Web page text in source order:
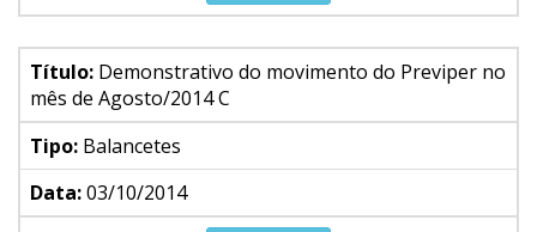
Título: Demonstrativo do movimento do Previper no
mês de Agosto/2014 C
Tipo: Balancetes
Data:03/10/2014